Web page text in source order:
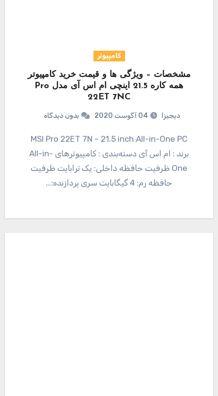
کامپیوتر
مشخصات – ویژگی ها و قیمت خرید کامپیوتر
همه کاره 21.5 اینچی ام اس آی مدل Pro
22ET 7NC
دیجیزا 04 آگوست 2020 بدون دیدگاه
MSI Pro 22ET 7N – 21.5 inch All-in-One PC
برند : ام اس آی دسته‌بندی : کامپیوترهای All-in-
One ظرفیت حافظه داخلی: یک ترابایت ظرفیت
حافظه رم: 4 گیگابایت سری پردازنده:…